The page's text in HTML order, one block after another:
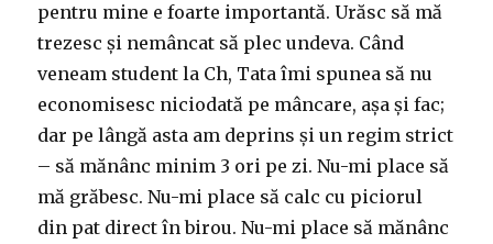
pentru mine e foarte importantă. Urăsc să mă
trezesc și nemâncat să plec undeva. Când
veneam student la Ch, Tata îmi spunea să nu
economisesc niciodată pe mâncare, așa și fac;
dar pe lângă asta am deprins și un regim strict
– să mănânc minim 3 ori pe zi. Nu-mi place să
mă grăbesc. Nu-mi place să calc cu piciorul
din pat direct în birou. Nu-mi place să mănânc